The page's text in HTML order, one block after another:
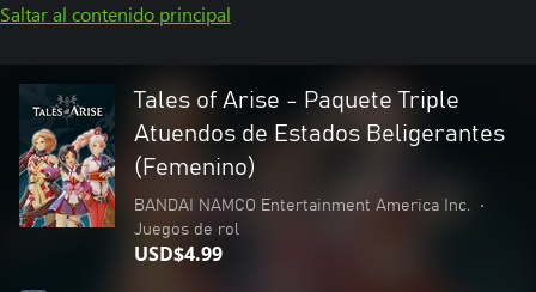
Saltar al contenido principal
Tales of Arise - Paquete Triple
Atuendos de Estados Beligerantes
(Femenino)
BANDAI NAMCO Entertainment America Inc.
•
Juegos de rol
USD$4.99